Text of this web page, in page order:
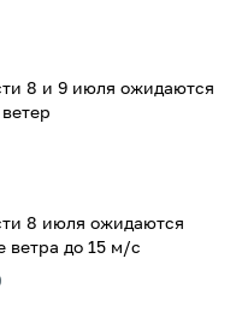
8 и 9 июля ожидаются
8 июля ожидаются
ветра до 15 м/с